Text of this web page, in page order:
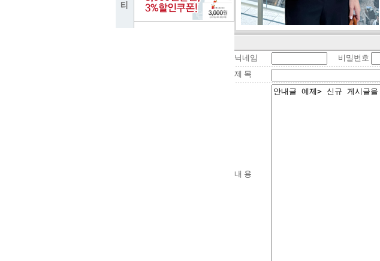
닉네임
비밀번호
제 목
내 용